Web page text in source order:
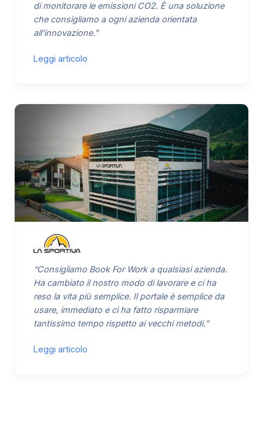
di monitorare le emissioni CO2. È una soluzione
che consigliamo a ogni azienda orientata
all’innovazione."
Leggi articolo
“Consigliamo Book For Work a qualsiasi azienda.
Ha cambiato il nostro modo di lavorare e ci ha
reso la vita più semplice. Il portale è semplice da
usare, immediato e ci ha fatto risparmiare
tantissimo tempo rispetto ai vecchi metodi.”
Leggi articolo